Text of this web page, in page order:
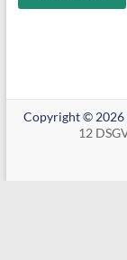
Copyright ©
12